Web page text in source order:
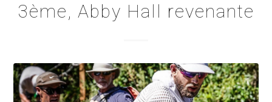
3ème, Abby Hall revenante